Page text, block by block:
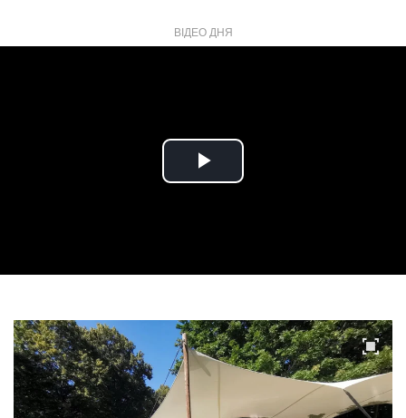
ВІДЕО ДНЯ
Play